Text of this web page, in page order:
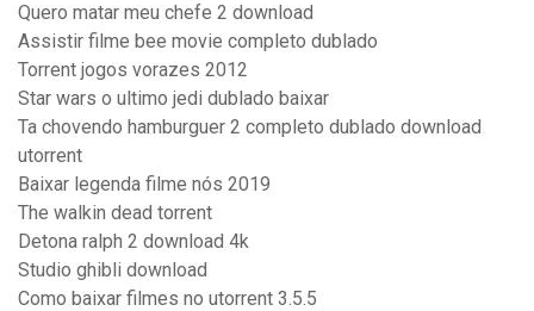
Quero matar meu chefe 2 download
Assistir filme bee movie completo dublado
Torrent jogos vorazes 2012
Star wars o ultimo jedi dublado baixar
Ta chovendo hamburguer 2 completo dublado download
utorrent
Baixar legenda filme nós 2019
The walkin dead torrent
Detona ralph 2 download 4k
Studio ghibli download
Como baixar filmes no utorrent 3.5.5